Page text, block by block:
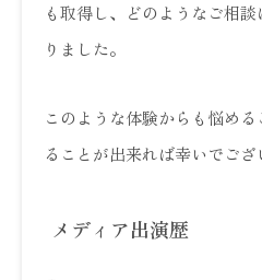
も取得し、どのようなご相
りました。
このような体験からも悩め
ることが出来れば幸いでござ
メディア出演歴